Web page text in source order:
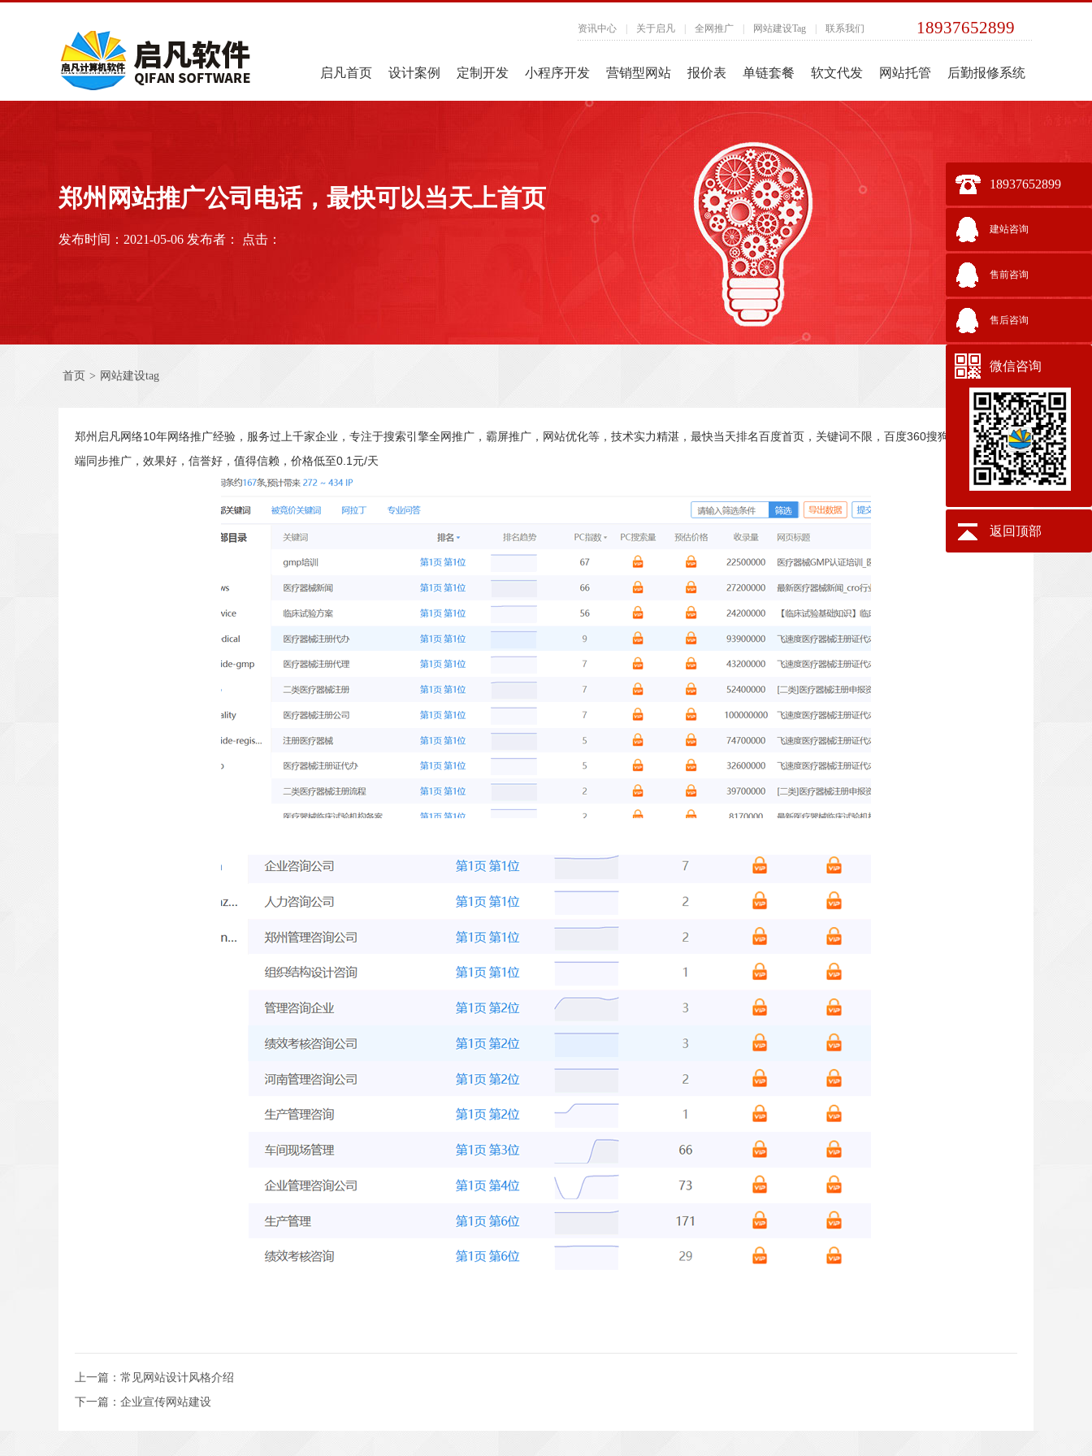
资讯中心 关于启凡 全网推广 网站建设Tag 联系我们 18937652899
启凡首页 设计案例 定制开发 小程序开发 营销型网站 报价表 单链套餐 软文代发 网站托管 后勤报修系统
郑州网站推广公司电话，最快可以当天上首页
发布时间：2021-05-06 发布者： 点击：
首页 > 网站建设tag
郑州启凡网络10年网络推广经验，服务过上千家企业，专注于搜索引擎全网推广，霸屏推广，网站优化等，技术实力精湛，最快当天排名百度首页，关键词不限，百度360搜狗电脑端和移动
端同步推广，效果好，信誉好，值得信赖，价格低至0.1元/天
上一篇： 常见网站设计风格介绍
下一篇： 企业宣传网站建设
18937652899
建站咨询
售前咨询
售后咨询
微信咨询
返回顶部